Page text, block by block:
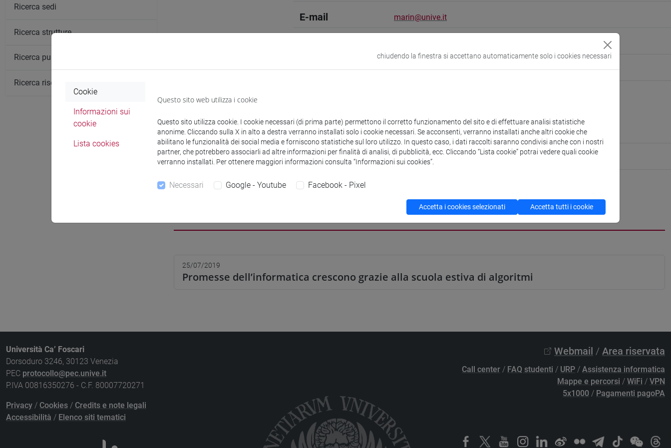
E-mail marin@unive.it
Sito web www.unive.it/persone/marin(scheda personale)
Sede:Campus scientifico via Torino
Stanza: studio Z.B07 (edificio Zeta B)
Research Institute Research Institute for Complexity
Pubblicazioni CV cfNEWS
25/07/2019
Promesse dell’informatica crescono grazie alla scuola estiva di algoritmi
Ricerca sedi
Ricerca strutture
Ricerca pubblicazioni
Ricerca risorse bibliografiche
Università Ca’ Foscari
Dorsoduro 3246, 30123 Venezia
PEC protocollo@pec.unive.it
P.IVA 00816350276 - C.F. 80007720271
Privacy / Cookies / Credits e note legali
Accessibilità / Elenco siti tematici
Webmail / Area riservata
Call center / FAQ studenti / URP / Assistenza informatica
Mappe e percorsi / WiFi / VPN
5x1000 / Pagamenti pagoPA
chiudendo la finestra si accettano automaticamente solo i cookies necessari
Cookie
Informazioni sui
cookie
Lista cookies
Questo sito web utilizza i cookie
Questo sito utilizza cookie. I cookie necessari (di prima parte) permettono il corretto funzionamento del sito e di effettuare analisi statistiche
anonime. Cliccando sulla X in alto a destra verranno installati solo i cookie necessari. Se acconsenti, verranno installati anche altri cookie che
abilitano le funzionalità dei social media e forniscono statistiche sul loro utilizzo. In questo caso, i dati raccolti saranno condivisi anche con i nostri
partner, che potrebbero associarli ad altre informazioni per finalità di analisi, di pubblicità, ecc. Cliccando “Lista cookie” potrai vedere quali cookie
verranno installati. Per ottenere maggiori informazioni consulta “Informazioni sui cookies”.
Necessari Google - Youtube Facebook - Pixel
Accetta i cookies selezionati Accetta tutti i cookie